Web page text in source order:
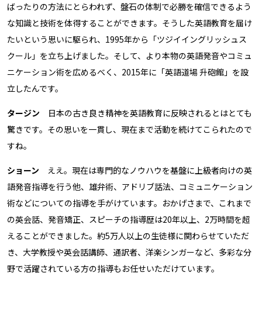
ばったりの方法にとらわれず、盤石の体制で必勝を確信できるよう
な知識と技術を体得することができます。そうした英語教育を届け
たいという思いに駆られ、1995年から「ツジイイングリッシュス
クール」を立ち上げました。そして、より本物の英語発音やコミュ
ニケーション術を広めるべく、2015年に「英語道場 升砲館」を設
立したんです。
タージン 日本の古き良き精神を英語教育に反映されるとはとても
驚きです。その思いを一貫し、現在まで活動を続けてこられたので
すね。
ショーン ええ。現在は専門的なノウハウを基盤に上級者向けの英
語発音指導を行う他、雄弁術、アドリブ話法、コミュニケーション
術などについての指導を手がけています。おかげさまで、これまで
の英会話、発音矯正、スピーチの指導歴は20年以上、2万時間を超
えることができました。約5万人以上の生徒様に関わらせていただ
き、大学教授や英会話講師、通訳者、洋楽シンガーなど、多彩な分
野で活躍されている方の指導もお任せいただけています。